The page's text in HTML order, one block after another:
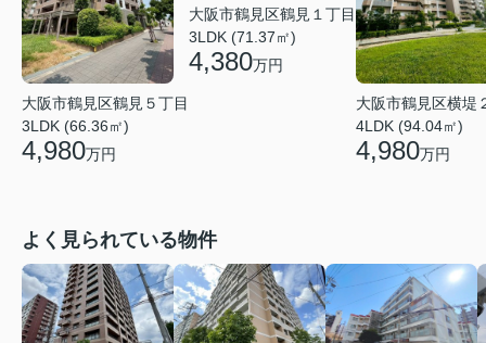
大阪市鶴見区鶴見５丁目
3LDK (66.36㎡)
4,980万円
大阪市鶴見区鶴見１丁目
3LDK (71.37㎡)
4,380万円
大阪市鶴見区横堤
4LDK (94.04㎡)
4,980万円
よく見られている物件